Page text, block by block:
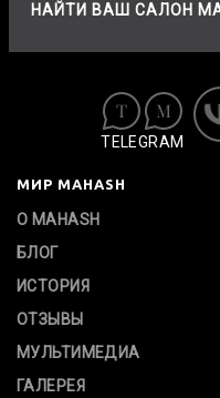
НАЙТИ ВАШ САЛОН
TELEGRAM
МИР MAHASH
О MAHASH
БЛОГ
ИСТОРИЯ
ОТЗЫВЫ
МУЛЬТИМЕДИА
ГАЛЕРЕЯ